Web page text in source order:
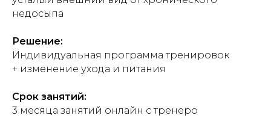
недосыпа
Решение:
Индивидуальная программа тренировок
+ изменение ухода и питания
Срок занятий:
3 месяца занятий онлайн с тренеро